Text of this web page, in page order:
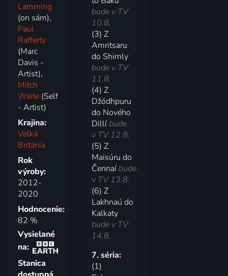
Lamming
(on sám),
Paul
Rafferty
(Marc
Davis -
Artist),
Mitch
Waite (Self
- Artist)
Krajina:
Veľká
Británia
Rok
výroby:
2012-
2020
Hodnocenie:
82 %
Vysielané
na:
Stanica
bude v TV
10.8.
(3) Z
Amritsaru
do Shimly
bude v TV
11.8.
(4) Z
Džódhpuru
do Nového
Dillíbude
v TV 12.8.
(5) Z
Maisúru do
Čennaíbude
v TV 13.8.
(6) Z
Lakhnaú do
Kalkaty
bude v TV
14.8.
7. séria:
(1)